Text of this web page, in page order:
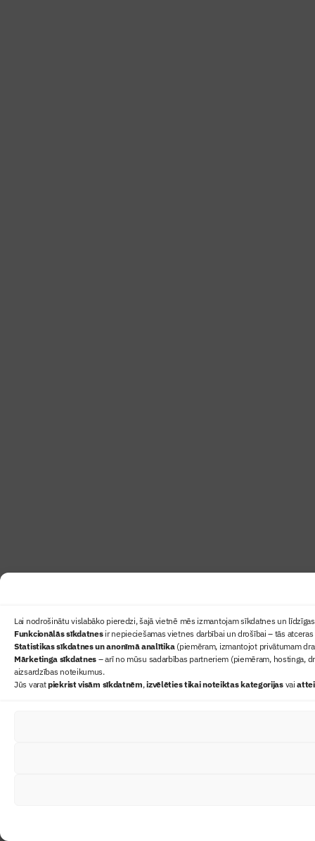
Lai nodrošinātu vislabāko pieredzi, šajā vietnē mēs izmantojam sīkdatnes un
Funkcionālās sīkdatnesir nepieciešamas vietnes darbībai un drošībai – tās
Statistikas sīkdatnes un anonīmā analītika(piemēram, izmantojot privātumam
Mārketinga sīkdatnes – arī no mūsu sadarbības partneriem (piemēram, hostinga,
aizsardzības noteikumus.
Jūs varatpiekrist visām sīkdatnēm,izvēlēties tikai noteiktas kategorijasvai